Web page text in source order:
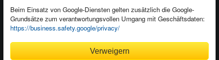
Beim Einsatz von Google-Diensten gelten zusätzlich die Google-
Grundsätze zum verantwortungsvollen Umgang mit Geschäftsdaten:
https://business.safety.google/privacy/
Verweigern
Wir sind gerne für Sie da!
service@rheinwerk-verlag.de